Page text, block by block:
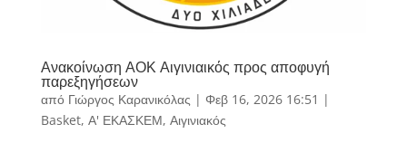
Ανακοίνωση ΑΟΚ Αιγινιαικός προς αποφυγή
παρεξηγήσεων
από Γιώργος Καρανικόλας | Φεβ 16, 2026 16:51 |
Basket, Α' ΕΚΑΣΚΕΜ, Αιγινιακός